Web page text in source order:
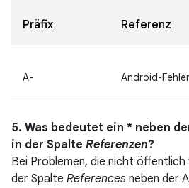
Präfix Referenz
A- Android-
5. Was bedeutet ein * neben
in der Spalte Referenzen?
Bei Problemen, die nicht
der Spalte References neben der